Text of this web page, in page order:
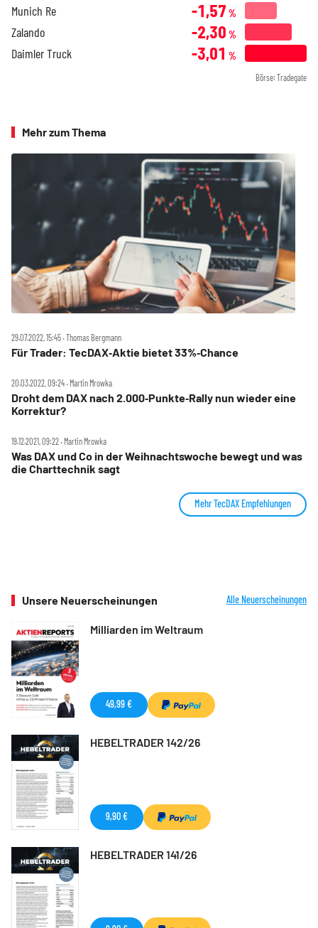
Munich Re -1,57 %
Zalando -2,30 %
Daimler Truck -3,01 %
Börse: Tradegate
Mehr zum Thema
29.07.2022, 15:45 ‧ Thomas Bergmann
Für Trader: TecDAX‑Aktie bietet 33%‑Chance
20.03.2022, 09:24 ‧ Martin Mrowka
Droht dem DAX nach 2.000‑Punkte‑Rally nun wieder eine
Korrektur?
19.12.2021, 09:22 ‧ Martin Mrowka
Was DAX und Co in der Weihnachtswoche bewegt und was
die Charttechnik sagt
Mehr TecDAX Empfehlungen
Unsere Neuerscheinungen Alle Neuerscheinungen
Milliarden im Weltraum
49,99 €
HEBELTRADER 142/26
9,90 €
HEBELTRADER 141/26